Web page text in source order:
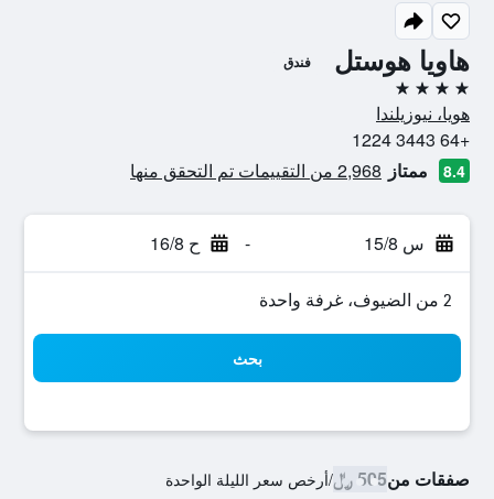
هاويا هوستل فندق
4 نجوم
هويا، نيوزيلندا
+64 3443 1224
8.4 ممتاز 2,968 من التقييمات تم التحقق منها
س 15/8 - ح 16/8
2 من الضيوف، غرفة واحدة
بحث
صفقات من505 ﷼ /أرخص سعر الليلة الواحدة